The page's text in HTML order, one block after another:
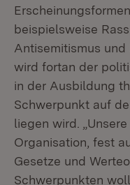
beispielsweise
Antisemitismus
wird fortan der
in der Ausbildung
Schwerpunkt auf
liegen wird.
Organisation, fest
Gesetze und
Schwerpunkten